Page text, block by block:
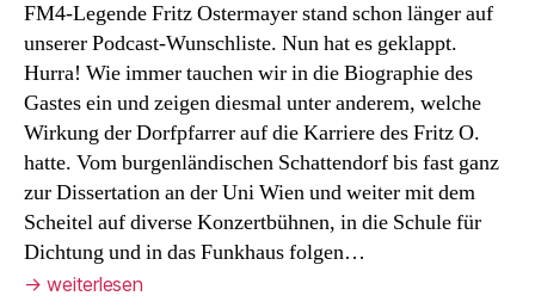
FM4-Legende Fritz Ostermayer stand schon länger auf
unserer Podcast-Wunschliste. Nun hat es geklappt.
Hurra! Wie immer tauchen wir in die Biographie des
Gastes ein und zeigen diesmal unter anderem, welche
Wirkung der Dorfpfarrer auf die Karriere des Fritz O.
hatte. Vom burgenländischen Schattendorf bis fast ganz
zur Dissertation an der Uni Wien und weiter mit dem
Scheitel auf diverse Konzertbühnen, in die Schule für
Dichtung und in das Funkhaus folgen…
→ weiterlesen